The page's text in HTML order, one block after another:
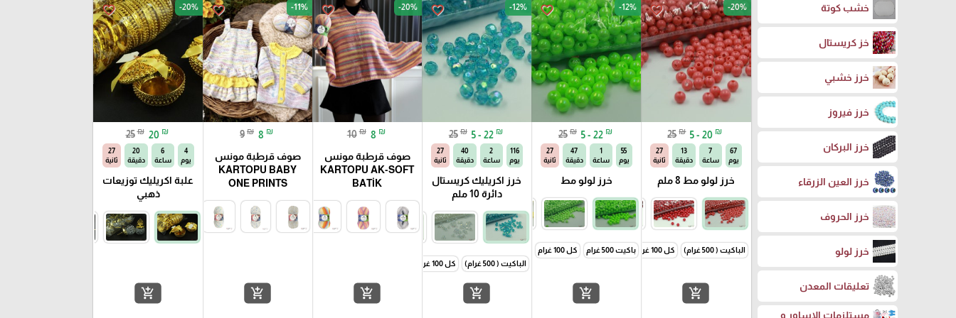
خشب كوتة
خز كريستال
خرز خشبي
خرز فيروز
خرز البركان
خرز العين الزرقاء
خرز الحروف
خرز لولو
تعليقات المعدن
مستلزمات الاساور و
favorite_border -20%
25 ₪ 5 - 20 ₪
67
يوم
7
ساعة
13
دقيقة
26
ثانية
خرز لولو مط 8 ملم
الباكيت ( 500 غرام) كل 100 غرام كل 50 غرام
add_shopping_cart
favorite_border -12%
25 ₪ 5 - 22 ₪
55
يوم
1
ساعة
47
دقيقة
26
ثانية
خرز لولو مط
باكيت 500 غرام كل 100 غرام
add_shopping_cart
favorite_border -12%
25 ₪ 5 - 22 ₪
116
يوم
2
ساعة
40
دقيقة
26
ثانية
خرز اكريليك كريستال
دائرة 10 ملم
الباكيت ( 500 غرام) كل 100 غرام
add_shopping_cart
favorite_border -20%
10 ₪ 8 ₪
صوف قرطبة مونس
KARTOPU AK-SOFT
BATİK
add_shopping_cart
favorite_border -11%
9 ₪ 8 ₪
صوف قرطبة مونس
KARTOPU BABY
ONE PRINTS
add_shopping_cart
favorite_border -20%
25 ₪ 20 ₪
4
يوم
6
ساعة
20
دقيقة
26
ثانية
علبة اكريليك توزيعات
ذهبي
add_shopping_cart